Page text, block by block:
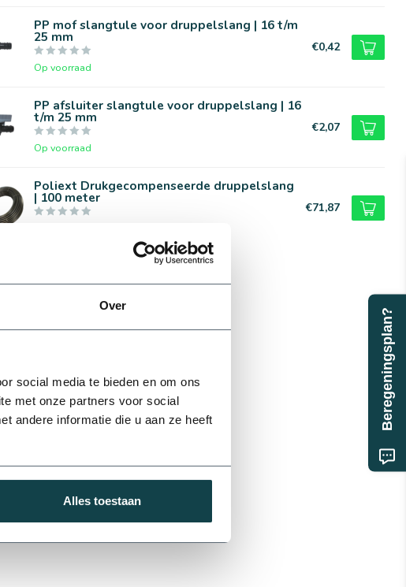
Over
social media te bieden en om ons
met onze partners voor social
andere informatie die u aan ze heeft
Alles toestaan
PP mof slangtule voor druppelslang | 16 t/m
25 mm
Op voorraad
€0,42
PP afsluiter slangtule voor druppelslang | 16
t/m 25 mm
Op voorraad
€2,07
Poliext Drukgecompenseerde druppelslang
| 100 meter
€71,87
Beregeningsplan?